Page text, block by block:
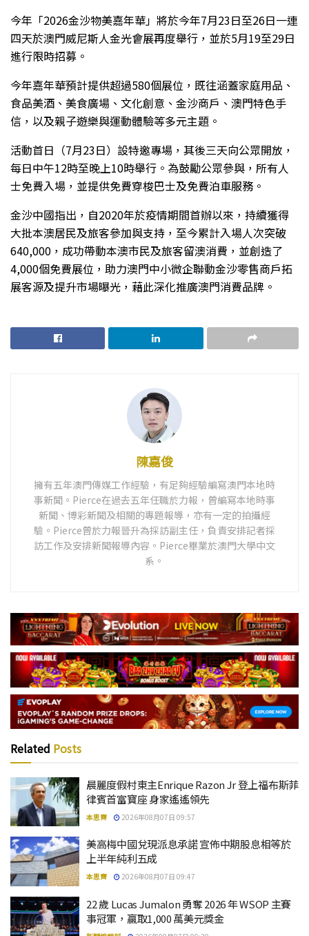
今年「2026金沙物美嘉年華」將於今年7月23日至26日一連
四天於澳門威尼斯人金光會展再度舉行，並於5月19至29日
進行限時招募。
今年嘉年華預計提供超過580個展位，既往涵蓋家庭用品、
食品美酒、美食廣場、文化創意、金沙商戶、澳門特色手
信，以及親子遊樂與運動體驗等多元主題。
活動首日（7月23日）設特邀專場，其後三天向公眾開放，
每日中午12時至晚上10時舉行。為鼓勵公眾參與，所有人
士免費入場，並提供免費穿梭巴士及免費泊車服務。
金沙中國指出，自2020年於疫情期間首辦以來，持續獲得
大批本澳居民及旅客參加與支持，至今累計入場人次突破
640,000，成功帶動本澳市民及旅客留澳消費，並創造了
4,000個免費展位，助力澳門中小微企聯動金沙零售商戶拓
展客源及提升市場曝光，藉此深化推廣澳門消費品牌。
陳嘉俊
擁有五年澳門傳媒工作經驗，有足夠經驗編寫澳門本地時
事新聞。Pierce在過去五年任職於力報，曾編寫本地時事
新聞、博彩新聞及相關的專題報導，亦有一定的拍攝經
驗。Pierce曾於力報晉升為採訪副主任，負責安排記者採
訪工作及安排新聞報導內容。Pierce畢業於澳門大學中文
系。
Related Posts
晨麗度假村東主Enrique Razon Jr 登上福布斯菲
律賓首富寶座 身家遙遙領先
本思齊 2026年08月07日 09:57
美高梅中國兌現派息承諾 宣佈中期股息相等於
上半年純利五成
本思齊 2026年08月07日 09:47
22 歲 Lucas Jumalon 勇奪 2026 年 WSOP 主賽
事冠軍，贏取1,000 萬美元獎金